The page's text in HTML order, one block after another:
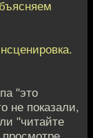
"это
не показали,
"читайте